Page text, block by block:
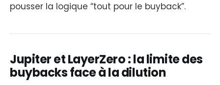
pousser la logique “tout pour le buyback”.
Jupiter et LayerZero : la limite des
buybacks face à la dilution